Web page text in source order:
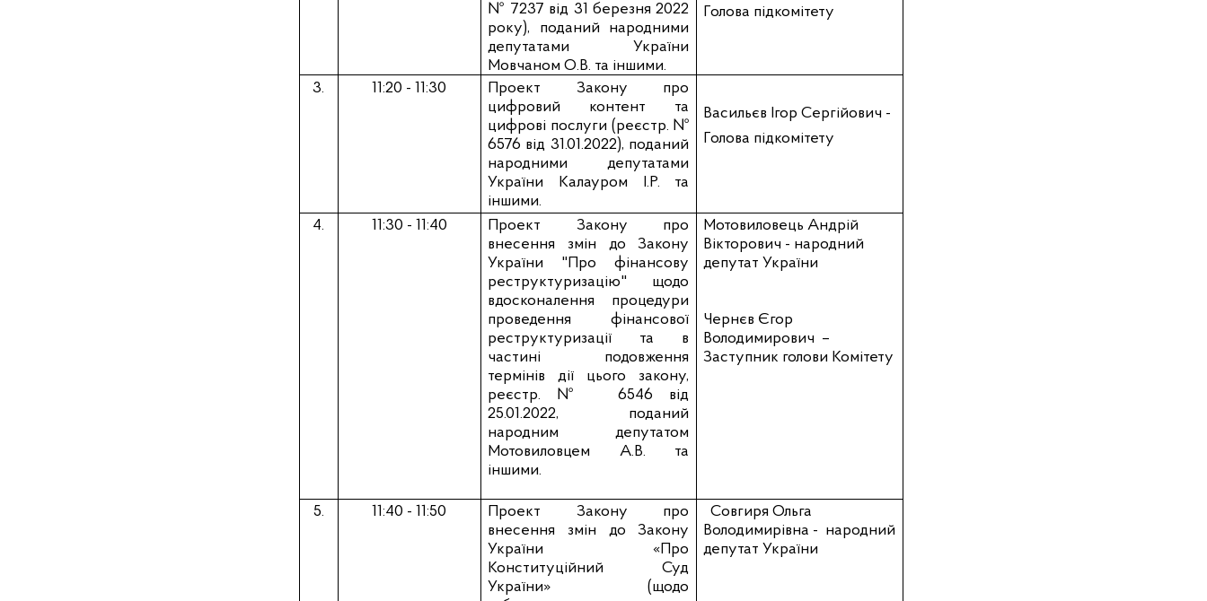
№ 7237 від 31 березня 2022
року), поданий народними
депутатами України
Мовчаном О.В. та іншими.
Голова підкомітету
3. 11:20 - 11:30
Проект Закону про
цифровий контент та
цифрові послуги (реєстр. №
6576 від 31.01.2022), поданий
народними депутатами
України Калауром І.Р. та
іншими.
Васильєв Ігор Сергійович -
Голова підкомітету
4. 11:30 - 11:40
Проект Закону про
внесення змін до Закону
України "Про фінансову
реструктуризацію" щодо
вдосконалення процедури
проведення фінансової
реструктуризації та в
частині подовження
термінів дії цього закону,
реєстр. №
6546 від
25.01.2022, поданий
народним депутатом
Мотовиловцем А.В. та
іншими.
Мотовиловець Андрій
Вікторович - народний
депутат України
Чернєв Єгор
Володимирович –
Заступник голови Комітету
5. 11:40 - 11:50
Проект Закону про
внесення змін до Закону
України «Про
Конституційний Суд
України» (щодо
Совгиря Ольга
Володимирівна - народний
депутат України